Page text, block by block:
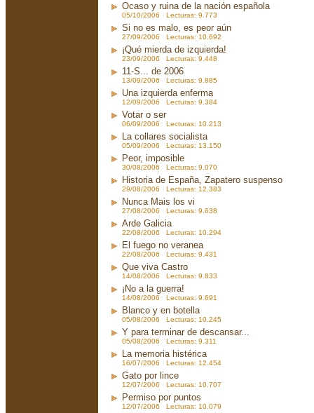
Ocaso y ruina de la nación española
05/10/2006 Lecturas: 9.773
Si no es malo, es peor aún
27/09/2006 Lecturas: 10.692
¡Qué mierda de izquierda!
23/09/2006 Lecturas: 9.448
11-S... de 2006
13/09/2006 Lecturas: 9.885
Una izquierda enferma
12/09/2006 Lecturas: 9.384
Votar o ser
06/09/2006 Lecturas: 10.213
La collares socialista
05/09/2006 Lecturas: 13.150
Peor, imposible
30/08/2006 Lecturas: 9.070
Historia de España, Zapatero suspenso
29/08/2006 Lecturas: 12.383
Nunca Mais los vi
27/08/2006 Lecturas: 9.638
Arde Galicia
22/08/2006 Lecturas: 10.294
El fuego no veranea
22/08/2006 Lecturas: 9.431
Que viva Castro
14/08/2006 Lecturas: 9.833
¡No a la guerra!
14/08/2006 Lecturas: 9.691
Blanco y en botella
05/08/2006 Lecturas: 10.245
Y para terminar de descansar...
05/08/2006 Lecturas: 9.311
La memoria histérica
16/07/2006 Lecturas: 12.454
Gato por lince
12/07/2006 Lecturas: 10.707
Permiso por puntos
12/07/2006 Lecturas: 10.079